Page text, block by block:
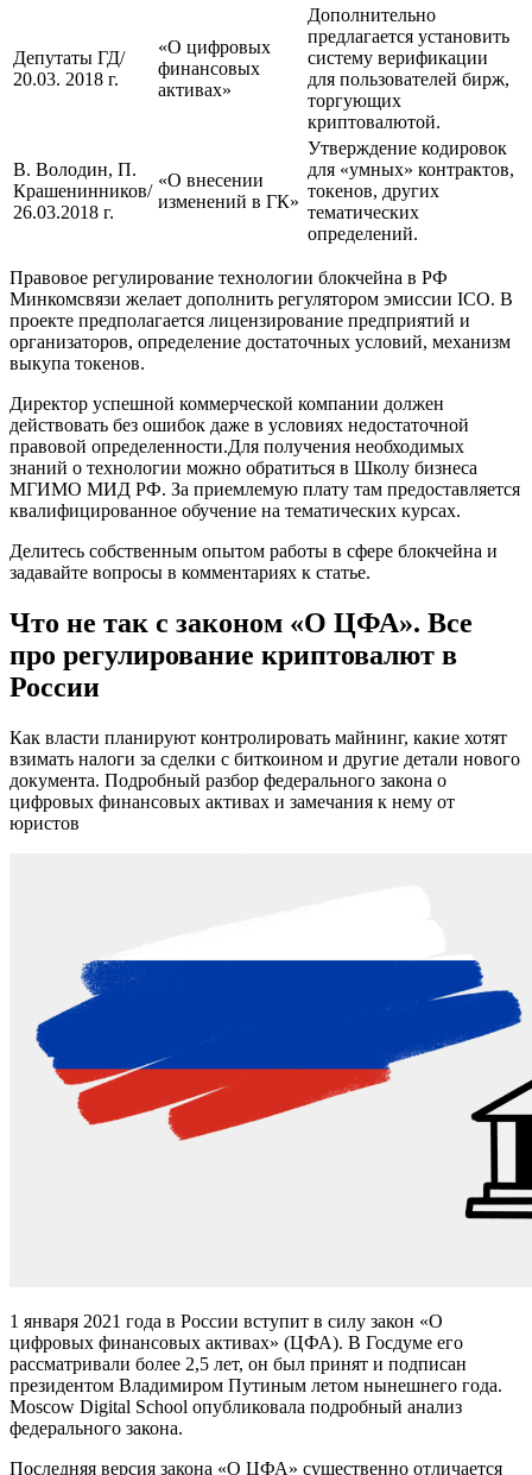
Депутаты ГД/
20.03. 2018 г.
«О цифровых
финансовых
активах»
Дополнительно
предлагается установить
систему верификации
для пользователей бирж,
торгующих
криптовалютой.
В. Володин, П.
Крашенинников/
26.03.2018 г.
«О внесении
изменений в ГК»
Утверждение кодировок
для «умных» контрактов,
токенов, других
тематических
определений.
Правовое регулирование технологии блокчейна в РФ
Минкомсвязи желает дополнить регулятором эмиссии ICO. В
проекте предполагается лицензирование предприятий и
организаторов, определение достаточных условий, механизм
выкупа токенов.
Директор успешной коммерческой компании должен
действовать без ошибок даже в условиях недостаточной
правовой определенности.Для получения необходимых
знаний о технологии можно обратиться в Школу бизнеса
МГИМО МИД РФ. За приемлемую плату там предоставляется
квалифицированное обучение на тематических курсах.
Делитесь собственным опытом работы в сфере блокчейна и
задавайте вопросы в комментариях к статье.
Что не так с законом «О ЦФА». Все
про регулирование криптовалют в
России
Как власти планируют контролировать майнинг, какие хотят
взимать налоги за сделки с биткоином и другие детали нового
документа. Подробный разбор федерального закона о
цифровых финансовых активах и замечания к нему от
юристов
1 января 2021 года в России вступит в силу закон «О
цифровых финансовых активах» (ЦФА). В Госдуме его
рассматривали более 2,5 лет, он был принят и подписан
президентом Владимиром Путиным летом нынешнего года.
Moscow Digital School опубликовала подробный анализ
федерального закона.
Последняя версия закона «О ЦФА» существенно отличается